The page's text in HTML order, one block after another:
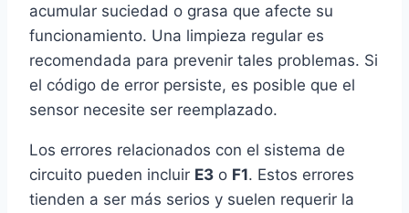
acumular suciedad o grasa que afecte su
funcionamiento. Una limpieza regular es
recomendada para prevenir tales problemas. Si
el código de error persiste, es posible que el
sensor necesite ser reemplazado.
Los errores relacionados con el sistema de
circuito pueden incluir E3 o F1. Estos errores
tienden a ser más serios y suelen requerir la